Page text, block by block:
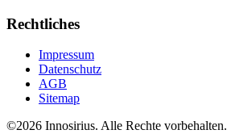
Rechtliches
Impressum
Datenschutz
AGB
Sitemap
©2026 Innosirius. Alle Rechte vorbehalten.